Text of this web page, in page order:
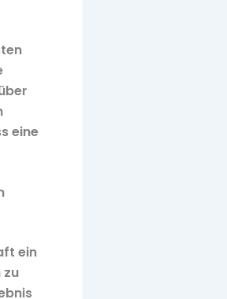
eine
ein
zu